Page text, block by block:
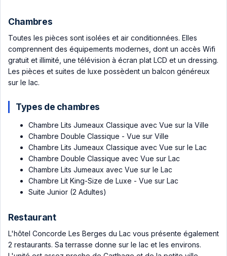
Chambres
Toutes les pièces sont isolées et air conditionnées. Elles
comprennent des équipements modernes, dont un accès Wifi
gratuit et illimité, une télévision à écran plat LCD et un dressing.
Les pièces et suites de luxe possèdent un balcon généreux
sur le lac.
Types de chambres
Chambre Lits Jumeaux Classique avec Vue sur la Ville
Chambre Double Classique - Vue sur Ville
Chambre Lits Jumeaux Classique avec Vue sur le Lac
Chambre Double Classique avec Vue sur Lac
Chambre Lits Jumeaux avec Vue sur le Lac
Chambre Lit King-Size de Luxe - Vue sur Lac
Suite Junior (2 Adultes)
Restaurant
L'hôtel Concorde Les Berges du Lac vous présente également
2 restaurants. Sa terrasse donne sur le lac et les environs.